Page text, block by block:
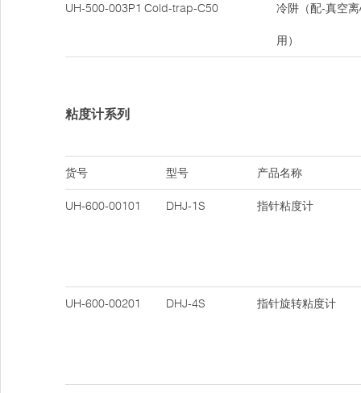
UH-500-003P1 Cold-trap-C50 冷阱（配-真空
用）
粘度计系列
货号 型号 产品名称
UH-600-00101 DHJ-1S 指针粘度计
UH-600-00201 DHJ-4S 指针旋转粘度计